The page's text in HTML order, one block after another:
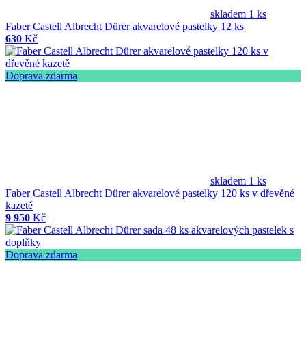
skladem 1 ks
Faber Castell Albrecht Dürer akvarelové pastelky 12 ks
630 Kč
Doprava zdarma
skladem 1 ks
Faber Castell Albrecht Dürer akvarelové pastelky 120 ks v dřevěné
kazetě
9 950 Kč
Doprava zdarma